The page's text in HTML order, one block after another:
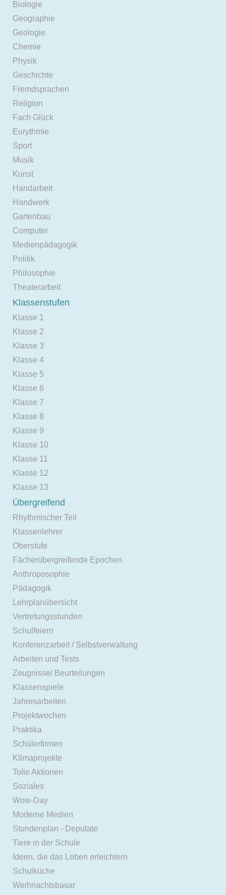
Biologie
Geographie
Geologie
Chemie
Physik
Geschichte
Fremdsprachen
Religion
Fach Glück
Eurythmie
Sport
Musik
Kunst
Handarbeit
Handwerk
Gartenbau
Computer
Medienpädagogik
Politik
Philosophie
Theaterarbeit
Klassenstufen
Klasse 1
Klasse 2
Klasse 3
Klasse 4
Klasse 5
Klasse 6
Klasse 7
Klasse 8
Klasse 9
Klasse 10
Klasse 11
Klasse 12
Klasse 13
Übergreifend
Rhythmischer Teil
Klassenlehrer
Oberstufe
Fächerübergreifende Epochen
Anthroposophie
Pädagogik
Lehrplanübersicht
Vertretungsstunden
Schulfeiern
Konferenzarbeit / Selbstverwaltung
Arbeiten und Tests
Zeugnisse/ Beurteilungen
Klassenspiele
Jahresarbeiten
Projektwochen
Praktika
Schülerfirmen
Klimaprojekte
Tolle Aktionen
Soziales
Wow-Day
Moderne Medien
Stundenplan - Deputate
Tiere in der Schule
Ideen, die das Leben erleichtern
Schulküche
Weihnachtsbasar